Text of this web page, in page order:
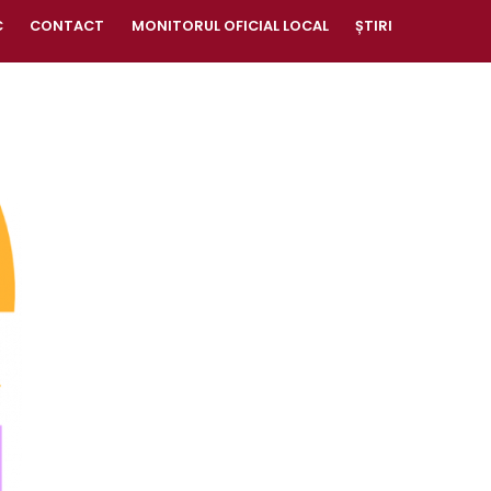
CONTACT MONITORUL OFICIAL LOCAL ȘTIRI